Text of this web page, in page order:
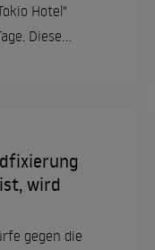
Hotel"
Diese
in Rom.
wird
gegen die